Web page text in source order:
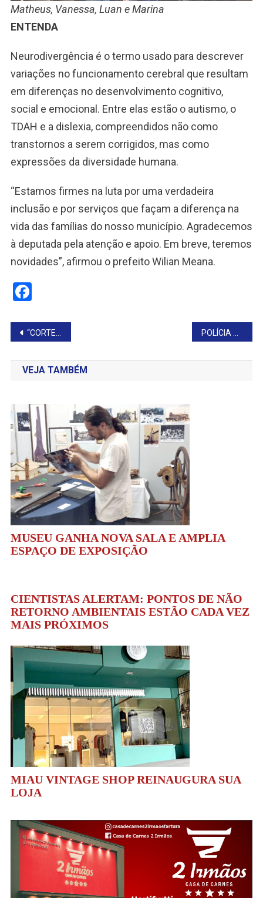
Matheus, Vanessa, Luan e Marina
ENTENDA
Neurodivergência é o termo usado para descrever
variações no funcionamento cerebral que resultam
em diferenças no desenvolvimento cognitivo,
social e emocional. Entre elas estão o autismo, o
TDAH e a dislexia, compreendidos não como
transtornos a serem corrigidos, mas como
expressões da diversidade humana.
“Estamos firmes na luta por uma verdadeira
inclusão e por serviços que façam a diferença na
vida das famílias do nosso município. Agradecemos
à deputada pela atenção e apoio. Em breve, teremos
novidades”, afirmou o prefeito Wilian Meana.
Facebook
Navegação
de
Post
“CORTEI POR CORTAR”: JOVEM INVESTIGADO POR MUTILAR CAVALO AFIRMA ESTAR ARREPENDIDO POLÍCIA CIVIL APREENDE 94 KG DE MACONHA E PRENDE CASAL EM FLAGRANTE
VEJA TAMBÉM
MUSEU GANHA NOVA SALA E AMPLIA
ESPAÇO DE EXPOSIÇÃO
CIENTISTAS ALERTAM: PONTOS DE NÃO
RETORNO AMBIENTAIS ESTÃO CADA VEZ
MAIS PRÓXIMOS
MIAU VINTAGE SHOP REINAUGURA SUA
LOJA